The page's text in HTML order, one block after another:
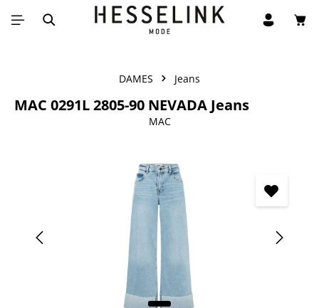
Ga naar de hoofdinhoud
DAMES Jeans
MAC 0291L 2805-90 NEVADA Jeans
MAC
Afbeeldingengalerij overslaan